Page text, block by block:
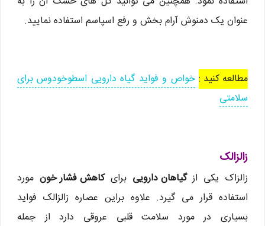
عنوان یک دمنوش آرام بخش و رفع اسپاسم استفاده نمایید.
مطالعه کنید : خواص و فواید گیاه دارویی اسطوخودوس برای
سلامتی
زالزالک
زالزاک یکی ازگیاهان دارویی برایکاهش فشار خون مورد
استفاده قرار می گیرد. علاوه براین عصاره زالزالک فواید
بسیاری در مورد سلامت قلبی عروقی دارد از جمله